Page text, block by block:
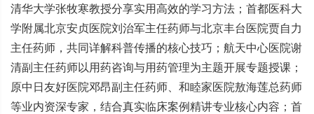
清华大学张牧寒教授分享实用高效的学习方法；首都医科大
学附属北京安贞医院刘治军主任药师与北京丰台医院贾自力
主任药师，共同详解科普传播的核心技巧；航天中心医院谢
清副主任药师以用药咨询与用药管理为主题开展专题授课；
原中日友好医院邓昂副主任药师、和睦家医院敖海莲总药师
等业内资深专家，结合真实临床案例精讲专业核心内容；首